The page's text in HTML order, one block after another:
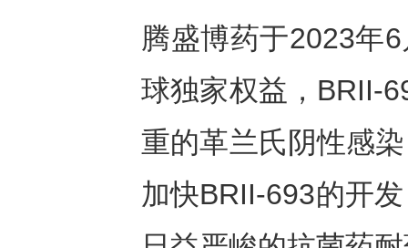
腾盛博药于2023年
球独家权益，BRII-
重的革兰氏阴性感
加快BRII-693的开